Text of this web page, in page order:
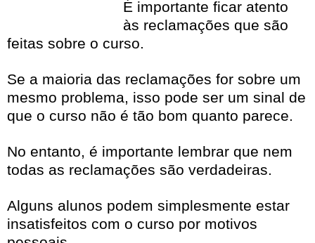
É importante ficar atento
às reclamações que são
feitas sobre o curso.
Se a maioria das reclamações for sobre um
mesmo problema, isso pode ser um sinal de
que o curso não é tão bom quanto parece.
No entanto, é importante lembrar que nem
todas as reclamações são verdadeiras.
Alguns alunos podem simplesmente estar
insatisfeitos com o curso por motivos